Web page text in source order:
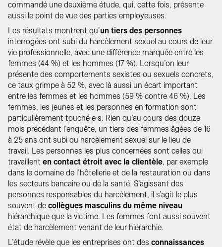
commandé une deuxième étude, qui, cette fois, présente
aussi le point de vue des parties employeuses.
Les résultats montrent qu’un tiers des personnes
interrogées ont subi du harcèlement sexuel au cours de leur
vie professionnelle, avec une différence marquée entre les
femmes (44 %) et les hommes (17 %). Lorsqu’on leur
présente des comportements sexistes ou sexuels concrets,
ce taux grimpe à 52 %, avec là aussi un écart important
entre les femmes et les hommes (59 % contre 46 %). Les
femmes, les jeunes et les personnes en formation sont
particulièrement touché·e·s. Rien qu’au cours des douze
mois précédant l’enquête, un tiers des femmes âgées de 16
à 25 ans ont subi du harcèlement sexuel sur le lieu de
travail. Les personnes les plus concernées sont celles qui
travaillent en contact étroit avec la clientèle, par exemple
dans le domaine de l’hôtellerie et de la restauration ou dans
les secteurs bancaire ou de la santé. S’agissant des
personnes responsables du harcèlement, il s’agit le plus
souvent de collègues masculins du même niveau
hiérarchique que la victime. Les femmes font aussi souvent
état de harcèlement venant de leur hiérarchie.
L’étude révèle que les entreprises ont des connaissances